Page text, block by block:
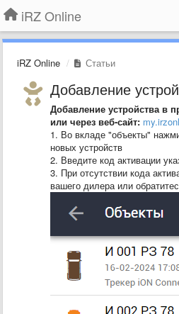
iRZ Online
iRZ Online Статьи
Добавление
Добавление устройства в
или через веб-сайт:
1. Во вкладе "объекты"
новых устройств
2. Введите код активации
3. При отсутствии кода
вашего дилера или